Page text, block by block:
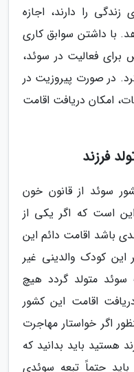
را دارند، اجازه
با داشتن سوابق کاری
برای فعالیت در سوئد،
در صورت پیروزیت در
امکان دریافت اقامت
فرزند
سوئد از قانون خون
است که اگر یکی از
باشد اقامت دائم این
این کودک والدینی غیر
متولد گردد هیچ
اقامت این کشور
اگر خواستار مهاجرت
هستید باید بدانید که
حتماً تبعه سوئدی